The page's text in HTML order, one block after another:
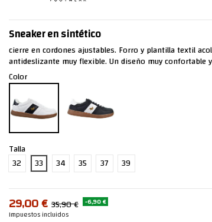
Sneaker en sintético
cierre en cordones ajustables. Forro y plantilla textil
antideslizante muy flexible. Un diseño muy confortable
Color
Talla
32
33 34 35 37 39
29,00 € 35,90 € -6,90 €
Impuestos incluidos